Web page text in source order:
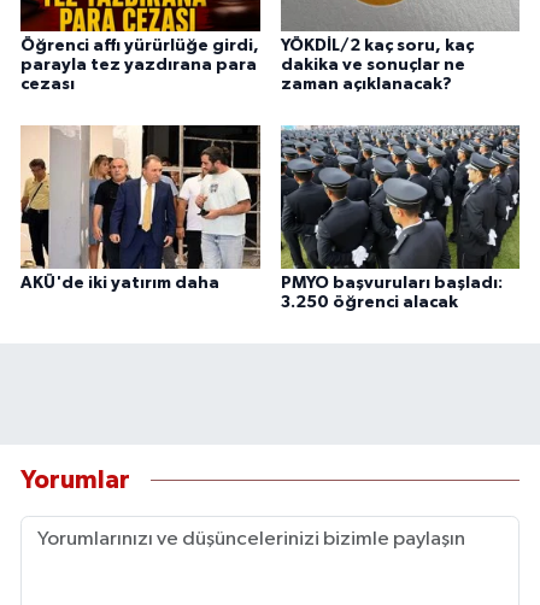
Öğrenci affı yürürlüğe girdi,
parayla tez yazdırana para
cezası
YÖKDİL/2 kaç soru, kaç
dakika ve sonuçlar ne
zaman açıklanacak?
AKÜ'de iki yatırım daha
PMYO başvuruları başladı:
3.250 öğrenci alacak
Yorumlar